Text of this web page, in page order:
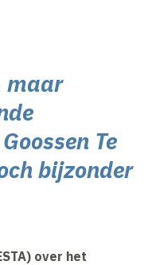
maar
Te
bijzonder
over het